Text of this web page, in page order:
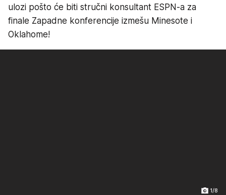
ulozi pošto će biti stručni konsultant ESPN-a za
finale Zapadne konferencije izmešu Minesote i
Oklahome!
1/8